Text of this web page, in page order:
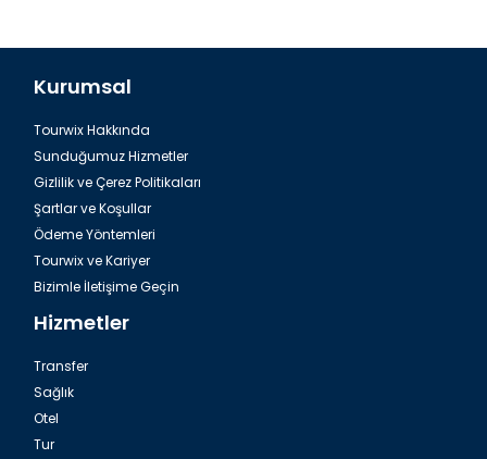
Kurumsal
Tourwix Hakkında
Sunduğumuz Hizmetler
Gizlilik ve Çerez Politikaları
Şartlar ve Koşullar
Ödeme Yöntemleri
Tourwix ve Kariyer
Bizimle İletişime Geçin
Hizmetler
Transfer
Sağlık
Otel
Tur